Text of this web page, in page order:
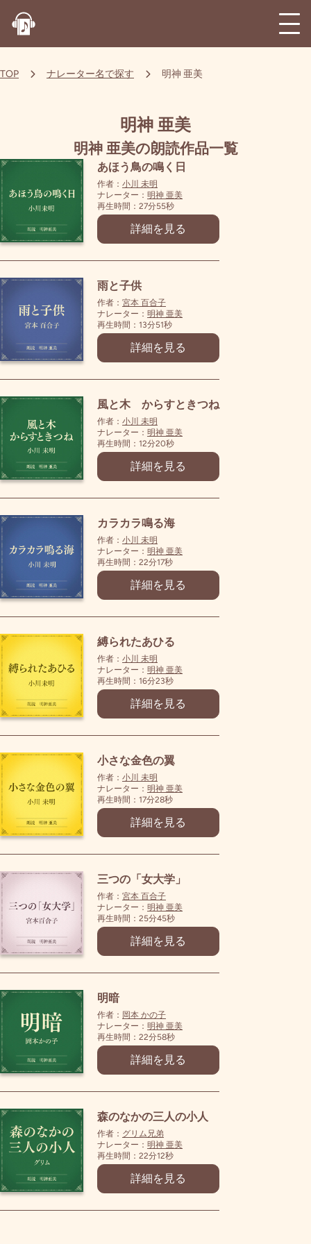
TOP ナレーター名で探す 明神 亜美
明神 亜美
明神 亜美の朗読作品一覧
あほう鳥の鳴く日
作者： 小川 未明
ナレーター： 明神 亜美
再生時間：27分55秒
詳細を見る
雨と子供
作者： 宮本 百合子
ナレーター： 明神 亜美
再生時間：13分51秒
詳細を見る
風と木 からすときつね
作者： 小川 未明
ナレーター： 明神 亜美
再生時間：12分20秒
詳細を見る
カラカラ鳴る海
作者： 小川 未明
ナレーター： 明神 亜美
再生時間：22分17秒
詳細を見る
縛られたあひる
作者： 小川 未明
ナレーター： 明神 亜美
再生時間：16分23秒
詳細を見る
小さな金色の翼
作者： 小川 未明
ナレーター： 明神 亜美
再生時間：17分28秒
詳細を見る
三つの「女大学」
作者： 宮本 百合子
ナレーター： 明神 亜美
再生時間：25分45秒
詳細を見る
明暗
作者： 岡本 かの子
ナレーター： 明神 亜美
再生時間：22分58秒
詳細を見る
森のなかの三人の小人
作者： グリム兄弟
ナレーター： 明神 亜美
再生時間：22分12秒
詳細を見る